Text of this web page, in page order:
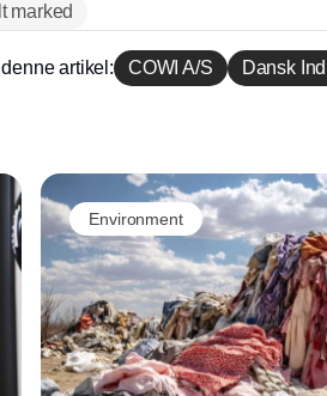
marked
artikel: COWI A/S Dansk
Environment